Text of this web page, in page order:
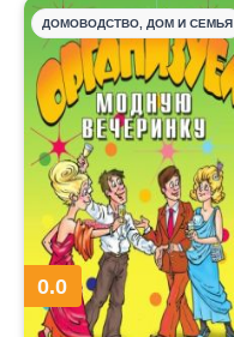
ДОМОВОДСТВО, ДОМ И СЕМЬЯ
0.0